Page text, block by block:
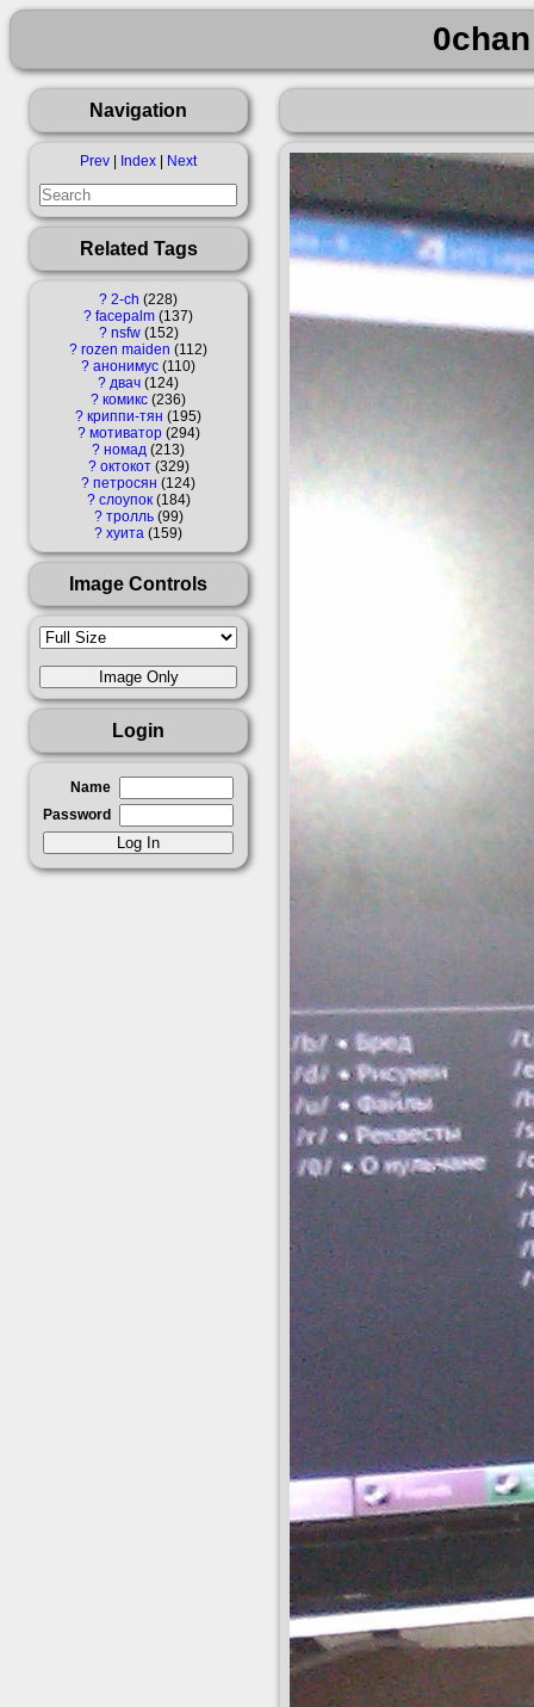
Navigation
Prev Index Next
Related Tags
? 2-ch 228
? facepalm 137
? nsfw 152
? rozen maiden
112
? анонимус 110
? двач 124
? комикс 236
? криппи-тян
195
? мотиватор 294
? номад 213
? октокот 329
? петросян
124
? слоупок 184
? тролль 99
? хуита 159
Image Controls
Login
Name
Password